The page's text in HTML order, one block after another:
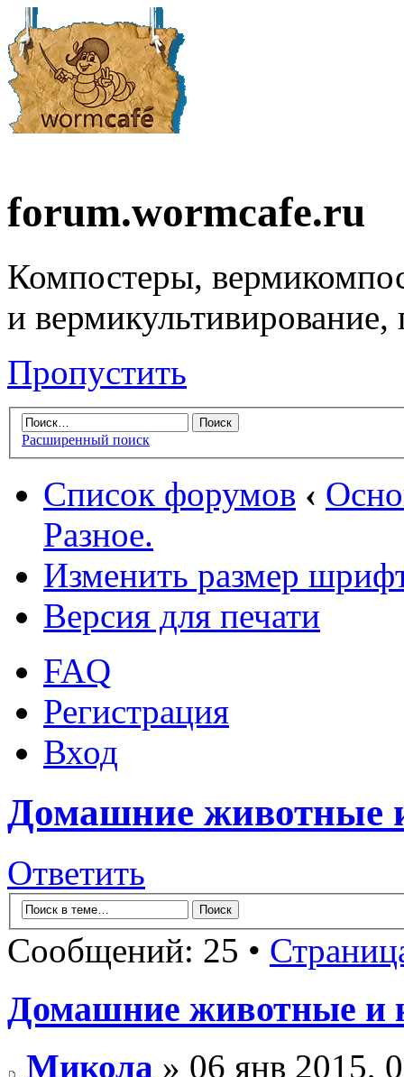
forum.wormcafe.ru
Компостеры,
и
Пропустить
Расширенный поиск
Список форумов ‹
Разное.
Изменить размер
Версия для печати
FAQ
Регистрация
Вход
Домашние животные
Ответить
Сообщений: 25 •
Домашние животные и
Микола » 06 янв 2015,